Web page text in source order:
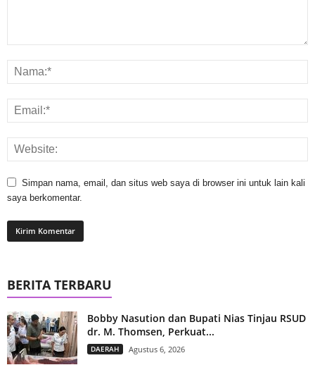
Simpan nama, email, dan situs web saya di browser ini untuk lain kali
saya berkomentar.
BERITA TERBARU
Bobby Nasution dan Bupati Nias Tinjau RSUD
dr. M. Thomsen, Perkuat...
DAERAH Agustus 6, 2026